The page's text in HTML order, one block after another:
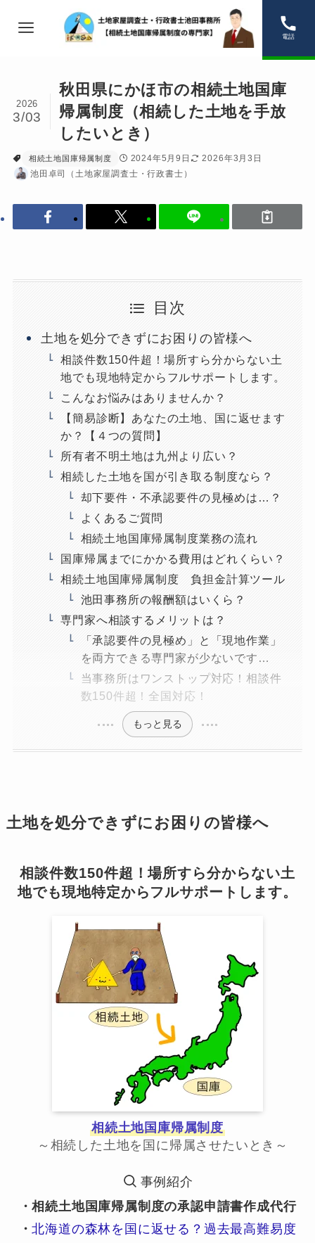
電話
秋田県にかほ市の相続土地国庫
帰属制度（相続した土地を手放
したいとき）
2026
3/03
相続土地国庫帰属制度 2024年5月9日
2026年3月3日
池田卓司（土地家屋調査士・行政書士）
目次
土地を処分できずにお困りの皆様へ
相談件数150件超！場所すら分からない土
地でも現地特定からフルサポートします。
こんなお悩みはありませんか？
【簡易診断】あなたの土地、国に返せます
か？【４つの質問】
所有者不明土地は九州より広い？
相続した土地を国が引き取る制度なら？
却下要件・不承認要件の見極めは…？
よくあるご質問
相続土地国庫帰属制度業務の流れ
国庫帰属までにかかる費用はどれくらい？
相続土地国庫帰属制度 負担金計算ツール
池田事務所の報酬額はいくら？
専門家へ相談するメリットは？
「承認要件の見極め」と「現地作業」
を両方できる専門家が少ないです…
当事務所はワンストップ対応！相談件
数150件超！全国対応！
もっと見る
土地を処分できずにお困りの皆様へ
相談件数150件超！場所すら分からない土
地でも現地特定からフルサポートします。
相続土地国庫帰属制度
～相続した土地を国に帰属させたいとき～
事例紹介
・相続土地国庫帰属制度の承認申請書作成代行
・北海道の森林を国に返せる？過去最高難易度